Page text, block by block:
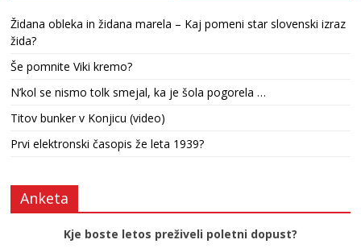
Židana obleka in židana marela – Kaj pomeni star slovenski izraz
žida?
Še pomnite Viki kremo?
N’kol se nismo tolk smejal, ka je šola pogorela …
Titov bunker v Konjicu (video)
Prvi elektronski časopis že leta 1939?
Anketa
Kje boste letos preživeli poletni dopust?